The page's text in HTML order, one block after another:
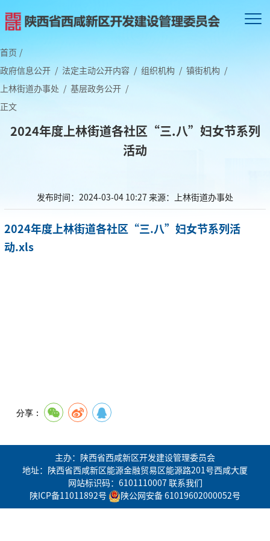
首页 /
政府信息公开 / 法定主动公开内容 / 组织机构 / 镇街机构 /
上林街道办事处 / 基层政务公开 /
正文
2024年度上林街道各社区“三.八”妇女节系列
活动
发布时间：2024-03-04 10:27来源：上林街道办事处
2024年度上林街道各社区“三.八”妇女节系列活
动.xls
分享：
主办：陕西省西咸新区开发建设管理委员会
地址：陕西省西咸新区能源金融贸易区能源路201号西咸大厦
网站标识码：6101110007 联系我们
陕ICP备11011892号
陕公网安备 61019602000052号